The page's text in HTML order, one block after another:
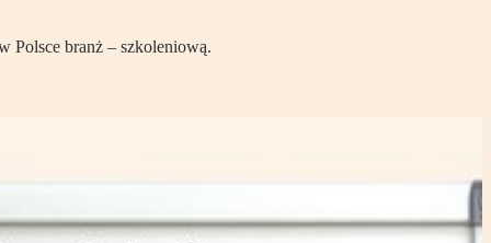
Polsce branż – szkoleniową.